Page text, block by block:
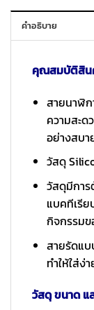
คำอธิบาย
คุณสมบัติสิน
สายนาฬิ
ความสะด
อย่างสบา
วัสดุ
วัสดุมีกา
แบคทีเรี
กิจกรรมข
สายรัดแ
ทำให้ใส่ง่
วัสดุ ขนาด แ